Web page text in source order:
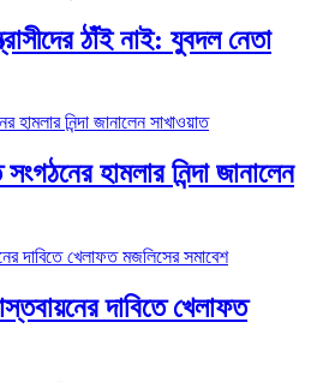
ঠাঁই নাই: যুবদল নেতা
হামলার নিন্দা জানালেন
দাবিতে খেলাফত